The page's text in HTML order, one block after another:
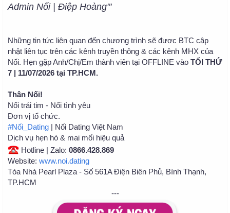
Admin Nối | Điệp Hoàng"'
Những tin tức liên quan đến chương trình sẽ được BTC cập
nhật liên tục trên các kênh truyền thông & các kênh MHX của
Nối. Hẹn gặp Anh/Chị/Em thành viên tại OFFLINE vào TỐI THỨ
7 | 11/07/2026 tại TP.HCM.
Thân Nối!
Nối trái tim - Nối tình yêu
Đơn vị tổ chức.
#Nối_Dating | Nối Dating Việt Nam
Dịch vụ hẹn hò & mai mối hiệu quả
Hotline | Zalo: 0866.428.869
Website: www.noi.dating
Tòa Nhà Pearl Plaza - Số 561A Điện Biên Phủ, Bình Thạnh,
TP.HCM
---